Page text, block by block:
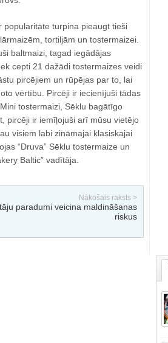
popularitāte turpina pieaugt tieši
tortiljām un tostermaizei.
baltmaizi, tagad iegādājas
cepti 21 dažādi tostermaizes veidi
pircējiem un rūpējas par to, lai
vērtību. Pircēji ir iecienījuši tādas
tostermaizi, Sēklu bagātīgo
pircēji ir iemīļojuši arī mūsu vietējo
visiem labi zināmajai klasiskajai
“Druva” Sēklu tostermaize un
Baltic” vadītāja.
Nākošais raksts >
paradumi veicina maldināšanas
riskus